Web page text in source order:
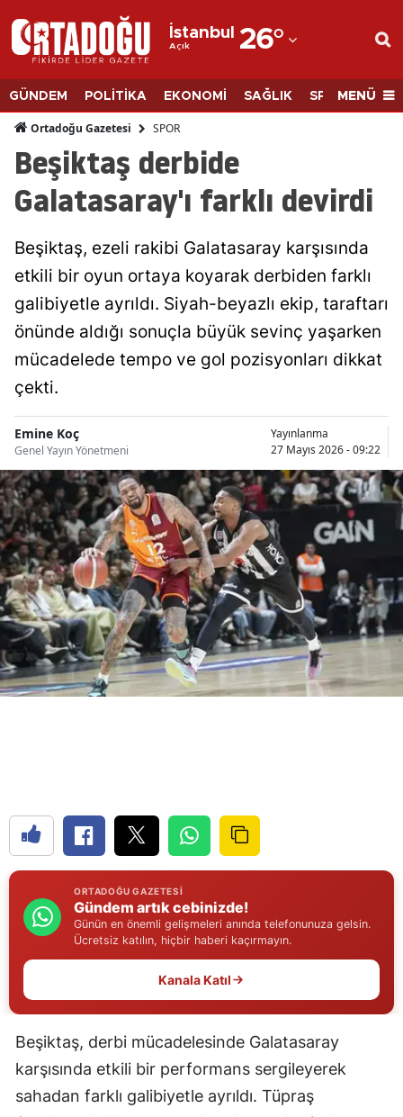
İstanbul
Açık 26°
Adana
Adıyaman
Ağrı
Amasya
Ankara
Antalya
Artvin
Bilecik
Bitlis
Bolu
Burdur
Bursa
Çanakkale
Çankırı
Edirne
Erzincan
Erzurum
Eskişehir
Gaziantep
Giresun
Gümüşhane
GÜNDEM POLİTİKA EKONOMİ SAĞLIK SPORMENÜ
Ortadoğu Gazetesi SPOR
Beşiktaş derbide
Galatasaray'ı farklı devirdi
Beşiktaş, ezeli rakibi Galatasaray karşısında
etkili bir oyun ortaya koyarak derbiden farklı
galibiyetle ayrıldı. Siyah-beyazlı ekip, taraftarı
önünde aldığı sonuçla büyük sevinç yaşarken
mücadelede tempo ve gol pozisyonları dikkat
çekti.
Emine Koç
Genel Yayın Yönetmeni
Yayınlanma
27 Mayıs 2026 - 09:22
ORTADOĞU GAZETESI
Gündem artık cebinizde!
Günün en önemli gelişmeleri anında telefonunuza gelsin.
Ücretsiz katılın, hiçbir haberi kaçırmayın.
Kanala Katıl
Beşiktaş, derbi mücadelesinde Galatasaray
karşısında etkili bir performans sergileyerek
sahadan farklı galibiyetle ayrıldı. Tüpraş